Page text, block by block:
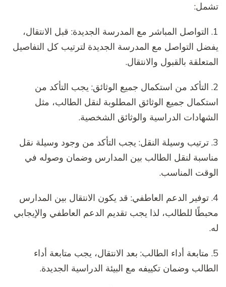
تشمل:
1. التواصل المباشر مع المدرسة الجديدة: قبل الانتقال،
يفضل التواصل مع المدرسة الجديدة لترتيب كل التفاصيل
المتعلقة بالقبول والانتقال.
2. التأكد من استكمال جميع الوثائق: يجب التأكد من
استكمال جميع الوثائق المطلوبة لنقل الطالب، مثل
الشهادات الدراسية والوثائق الشخصية.
3. ترتيب وسيلة النقل: يجب التأكد من وجود وسيلة نقل
مناسبة لنقل الطالب بين المدارس وضمان وصوله في
الوقت المناسب.
4. توفير الدعم العاطفي: قد يكون الانتقال بين المدارس
محبطًا للطالب، لذا يجب تقديم الدعم العاطفي والإيجابي
له.
5. متابعة أداء الطالب: بعد الانتقال، يجب متابعة أداء
الطالب وضمان تكييفه مع البيئة الدراسية الجديدة.